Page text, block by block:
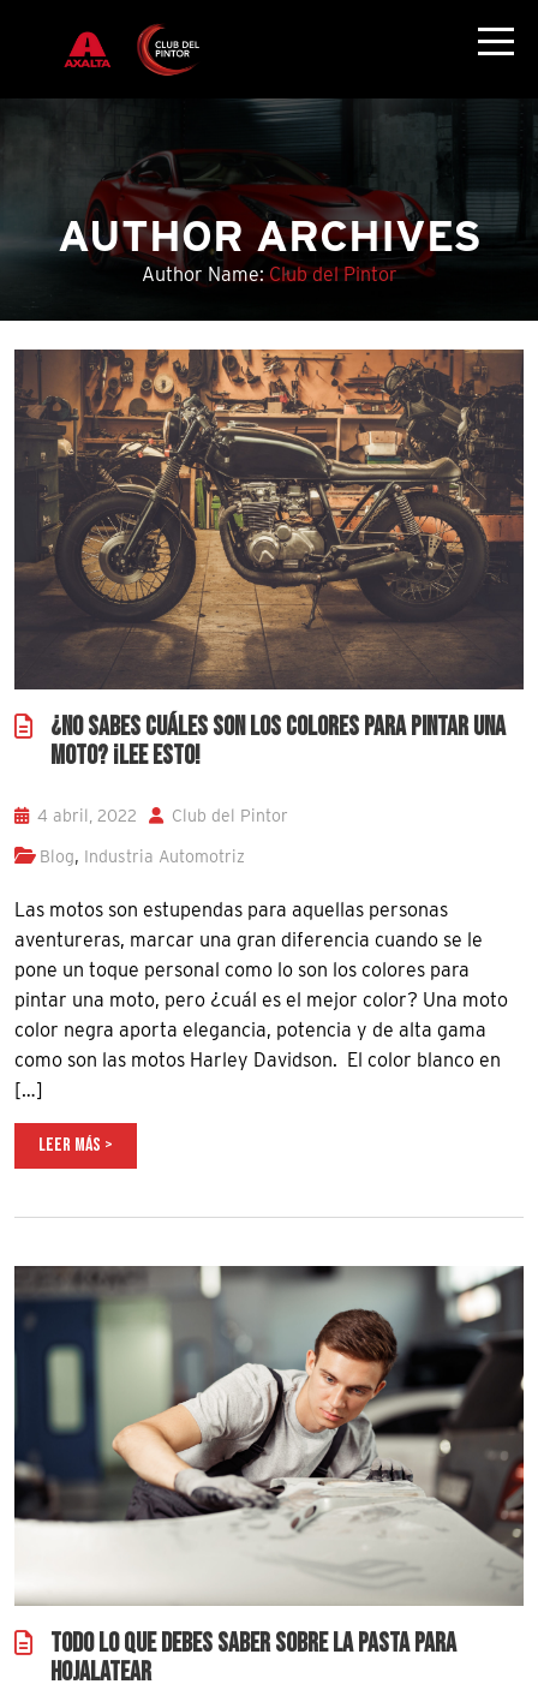
AUTHOR ARCHIVES
Author Name:Club del Pintor
¿NO SABES CUÁLES SON LOS COLORES PARA PINTAR UNA
MOTO? ¡LEE ESTO!
4 abril, 2022 Club del Pintor
Blog, Industria Automotriz
Las motos son estupendas para aquellas personas
aventureras, marcar una gran diferencia cuando se le
pone un toque personal como lo son los colores para
pintar una moto, pero ¿cuál es el mejor color? Una moto
color negra aporta elegancia, potencia y de alta gama
como son las motos Harley Davidson. El color blanco en
[…]
LEER MÁS >
TODO LO QUE DEBES SABER SOBRE LA PASTA PARA
HOJALATEAR